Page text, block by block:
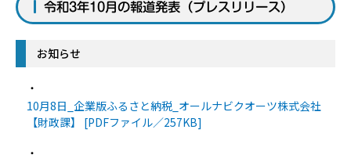
令和3年10月の報道発表（プレスリリース）
お知らせ
・
10月8日_企業版ふるさと納税_オールナビクオーツ株式会社
【財政課】 [PDFファイル／257KB]
・